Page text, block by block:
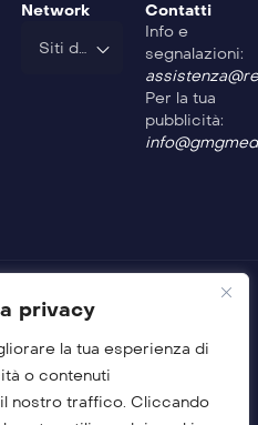
privacy
la tua esperienza di
o contenuti
nostro traffico. Cliccando
Network
Siti del Gruppo
Contatti
Info e
segnalazioni:
Per la tua
pubblicità:
Di Mossutti Gianluca
25 – Cap 83030 –